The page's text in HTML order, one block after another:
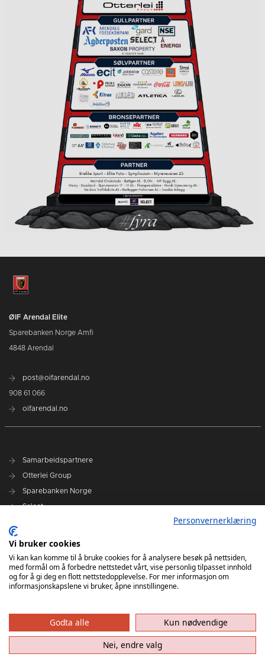
ØIF Arendal Elite
Sparebanken Norge Amfi
4848 Arendal
post@oifarendal.no
908 61 066
oifarendal.no
Samarbeidspartnere
Otterlei Group
Sparebanken Norge
Select
Spillerstall
Administrasjon
Personvernerklæring
Vi bruker cookies
Vi kan kan komme til å bruke cookies for å analysere besøk på nettsiden,
med formål om å forbedre nettstedet vårt, vise personlig tilpasset innhold
og for å gi deg en flott nettstedopplevelse. For mer informasjon om
informasjonskapslene vi bruker, åpne innstillingene.
Godta alle
Kun nødvendige
Nei, endre valg